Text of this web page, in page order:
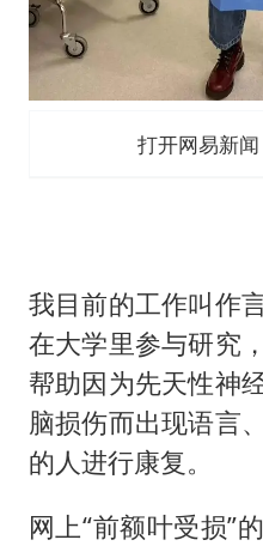
打开网易新
我目前的工作叫作
在大学里参与研究
帮助因为先天性神
脑损伤而出现语言
的人进行康复。
网上“前额叶受损”